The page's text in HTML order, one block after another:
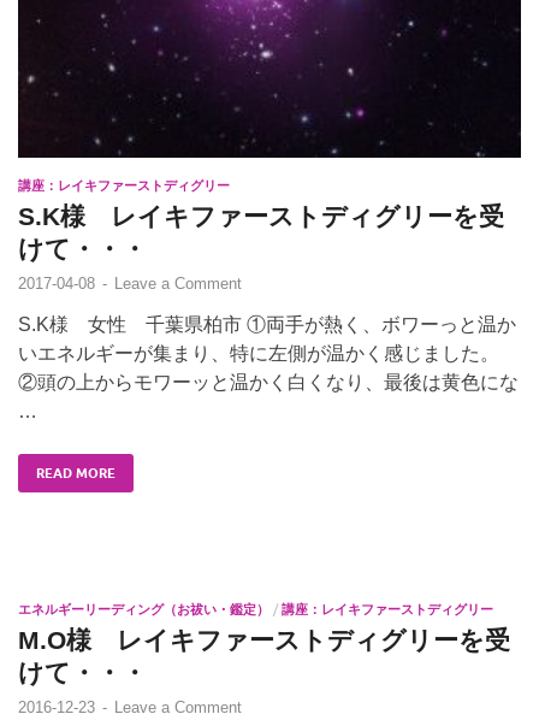
講座：レイキファーストディグリー
S.K様 レイキファーストディグリーを受
けて・・・
2017-04-08 - Leave a Comment
S.K様 女性 千葉県柏市 ①両手が熱く、ボワーっと温か
いエネルギーが集まり、特に左側が温かく感じました。
②頭の上からモワーッと温かく白くなり、最後は黄色にな
…
READ MORE
エネルギーリーディング（お祓い・鑑定） / 講座：レイキファーストディグリー
M.O様 レイキファーストディグリーを受
けて・・・
2016-12-23 - Leave a Comment